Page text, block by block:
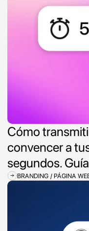
Cómo
convencer a
segundos.
BRANDING / PÁGINA